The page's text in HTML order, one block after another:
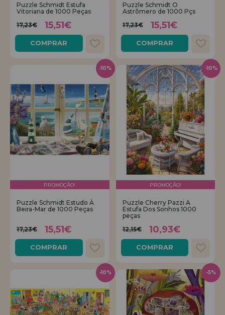
Puzzle Schmidt Estufa
Vitoriana de 1000 Peças
17,23€
15,51€
COMPRAR
Puzzle Schmidt O
Astrômero de 1000 Pçs
17,23€
15,51€
COMPRAR
PROMOÇÃO!
Puzzle Schmidt Estudo À
Beira-Mar de 1000 Peças
17,23€ 15,51€
COMPRAR
-10%
PROMOÇÃO!
Puzzle Cherry Pazzi A
Estufa Dos Sonhos 1000
peças
12,15€
10,93€
COMPRAR
-10%
-10% -5%